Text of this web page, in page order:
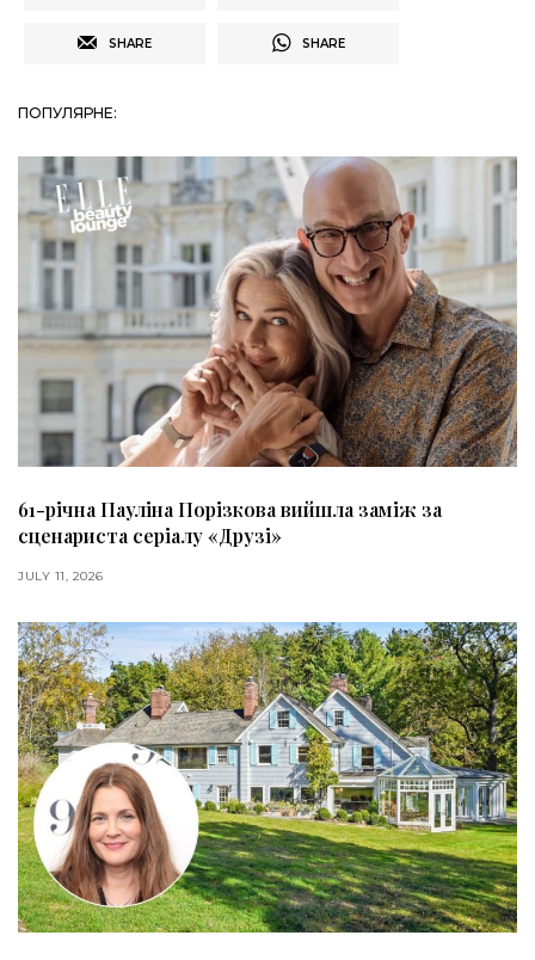
SHARE SHARE
ПОПУЛЯРНЕ:
61-річна Пауліна Порізкова вийшла заміж за
сценариста серіалу «Друзі»
JULY 11, 2026